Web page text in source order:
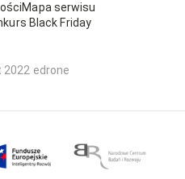
Mapa serwisu
Black Friday
edrone